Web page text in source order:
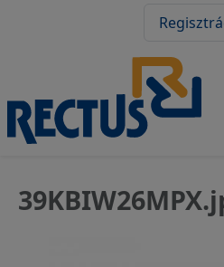
Felhasználói fiók